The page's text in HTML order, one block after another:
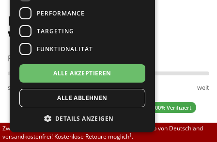
Übergrößen 43-44
Flexerinas
RayRose
Rummos
Rumpf
SoDanca
TopTanz
Diamant 085-025-028-V
VarioSpin
Passt am besten bei Fußweite:
schmal normal weit
4.70 (10 Bewertungen) ✓ 100% Verifiziert
Zwischen 70,00 EUR und 800,00 EUR liefern wir innerhalb von Deutschland
versandkostenfrei! Kostenlose Retoure möglich1.
PERFORMANCE
TARGETING
FUNKTIONALITÄT
ALLE AKZEPTIEREN
ALLE ABLEHNEN
DETAILS ANZEIGEN